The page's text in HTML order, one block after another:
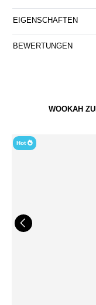
EIGENSCHAFTEN
BEWERTUNGEN
WOOKAH
Hot